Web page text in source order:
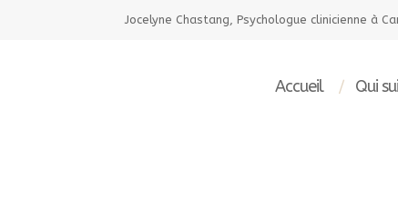
Jocelyne Chastang, Psychologue clinicienne à
Accueil Qui